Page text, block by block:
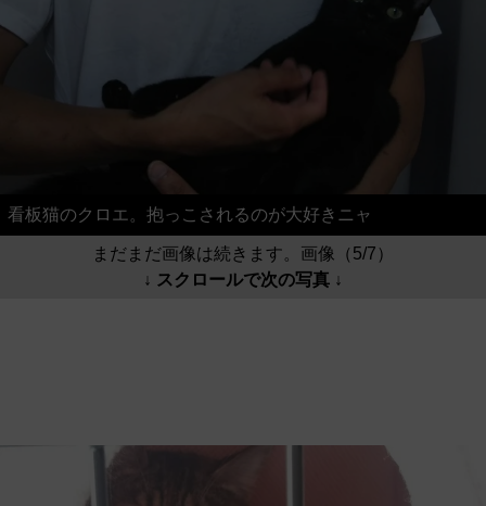
看板猫のクロエ。抱っこされるのが大好きニャ
まだまだ画像は続きます。画像（5/7）
↓ スクロールで次の写真 ↓